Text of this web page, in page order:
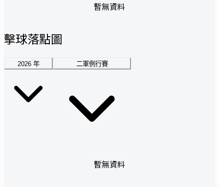
暫無資料
擊球落點圖
2026年 二軍例行賽
暫無資料